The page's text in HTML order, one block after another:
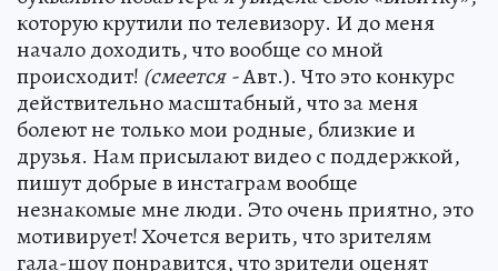
которую крутили по телевизору. И до меня
начало доходить, что вообще со мной
происходит! (смеется -Авт.). Что это конкурс
действительно масштабный, что за меня
болеют не только мои родные, близкие и
друзья. Нам присылают видео с поддержкой,
пишут добрые в инстаграм вообще
незнакомые мне люди. Это очень приятно, это
мотивирует! Хочется верить, что зрителям
гала-шоу понравится, что зрители оценят